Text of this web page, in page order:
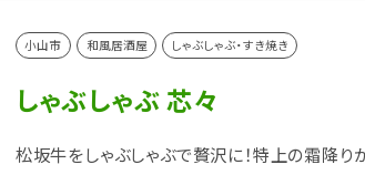
小山市 和風居酒屋 しゃぶしゃぶ・すき焼き
しゃぶしゃぶ 芯々
松坂牛をしゃぶしゃぶで贅沢に！特上の霜降り